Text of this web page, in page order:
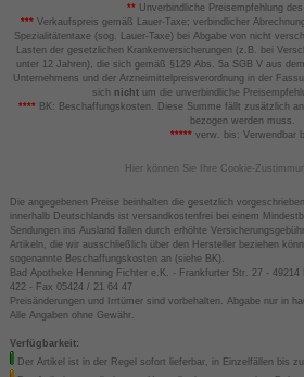
** Unverbindliche Preisempfehlung des
*** Verkaufspreis gemäß Lauer-Taxe; verbindlicher
Spezialitätentaxe (sog. Lauer-Taxe) bei Abgabe von nicht
Lasten der gesetzlichen Krankenversicherungen (z.B. bei
unter 12 Jahren), die sich gemäß §129 Abs. 5a SGB V aus
Unternehmens und der Arzneimittelpreisverordnung in der
sich nicht um die unverbindliche
****BK: Beschaffungskosten. Diese Summe fällt zusätzlich
bezogen werden muss.
*****verw. bis: Verwendbar
Hier können Sie Ihre Cookie-
Die angegebenen Preise beinhalten die gesetzlich
innerhalb Deutschlands ist versandkostenfrei bei einem
Sendungen ins Ausland fallen durch erhöhte
Artikeln, die wir ausschließlich über den Hersteller beziehen
sogenannte Beschaffungskosten an (siehe BK).
Bad Apotheke Henning Fichter e.K. - Frankfurter Str. 27 - 49214
422 - Fax 05424 / 21 64 47
Preisänderungen und Irrtümer sind vorbehalten. Abgabe nur in
Alle Angaben ohne Gewähr.
Verfügbarkeit:
Der Artikel ist in der Regel sofort lieferbar, in Einzelfällen bis zu